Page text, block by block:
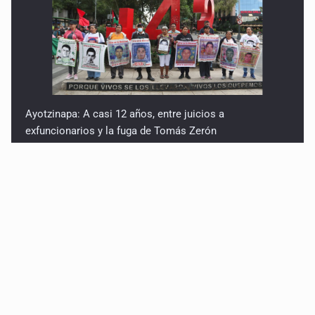
Ayotzinapa: A casi 12 años, entre juicios a
exfuncionarios y la fuga de Tomás Zerón